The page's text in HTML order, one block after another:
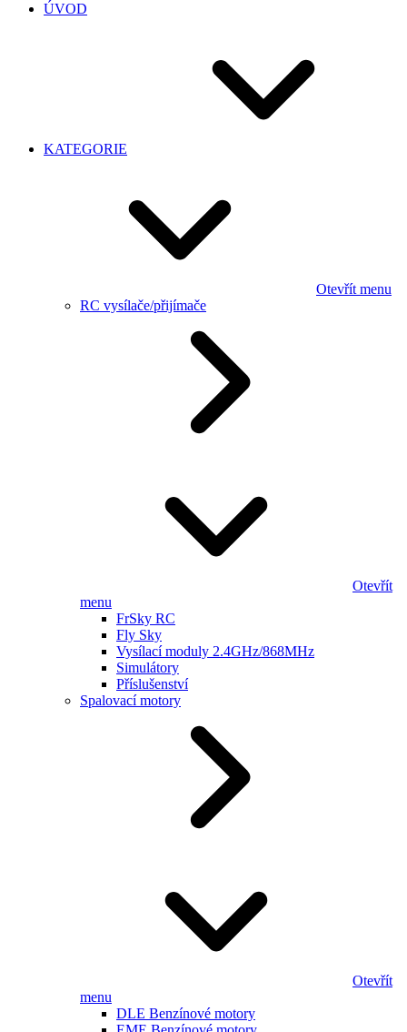
ÚVOD
KATEGORIE
Otevřít menu
RC vysílače/přijímače
Otevřít
menu
FrSky RC
Fly Sky
Vysílací moduly 2.4GHz/868MHz
Simulátory
Příslušenství
Spalovací motory
Otevřít
menu
DLE Benzínové motory